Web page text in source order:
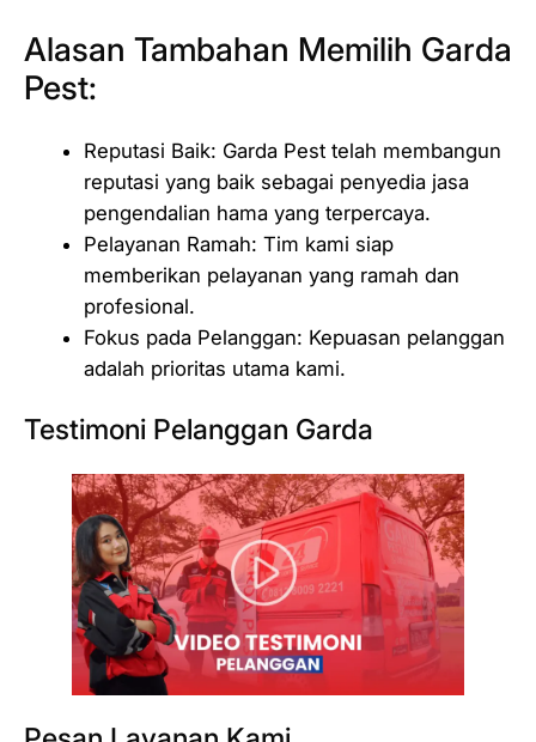
Alasan Tambahan Memilih Garda
Pest:
Reputasi Baik: Garda Pest telah membangun
reputasi yang baik sebagai penyedia jasa
pengendalian hama yang terpercaya.
Pelayanan Ramah: Tim kami siap
memberikan pelayanan yang ramah dan
profesional.
Fokus pada Pelanggan: Kepuasan pelanggan
adalah prioritas utama kami.
Testimoni Pelanggan Garda